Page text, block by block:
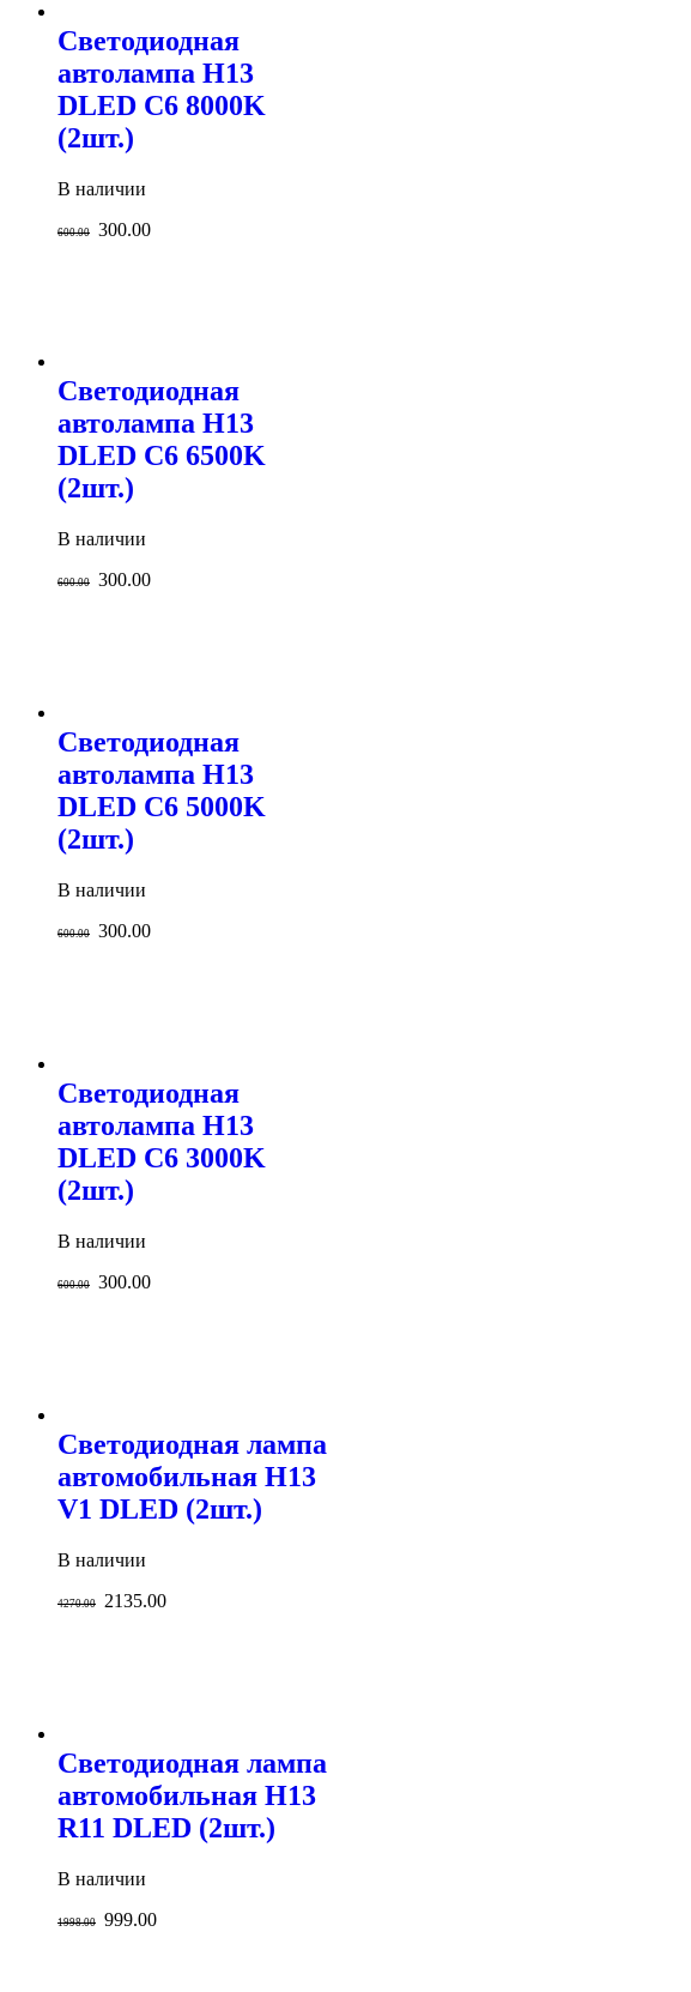
Светодиодная
автолампа H13
DLED C6 8000K
(2шт.)
В наличии
600.00 300.00
Светодиодная
автолампа H13
DLED C6 6500K
(2шт.)
В наличии
600.00 300.00
Светодиодная
автолампа H13
DLED C6 5000K
(2шт.)
В наличии
600.00 300.00
Светодиодная
автолампа H13
DLED C6 3000K
(2шт.)
В наличии
600.00 300.00
Светодиодная лампа
автомобильная H13
V1 DLED (2шт.)
В наличии
4270.00 2135.00
Светодиодная лампа
автомобильная H13
R11 DLED (2шт.)
В наличии
1998.00 999.00